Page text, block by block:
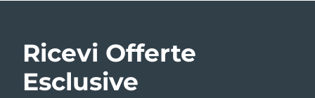
Ricevi Offerte
Esclusive